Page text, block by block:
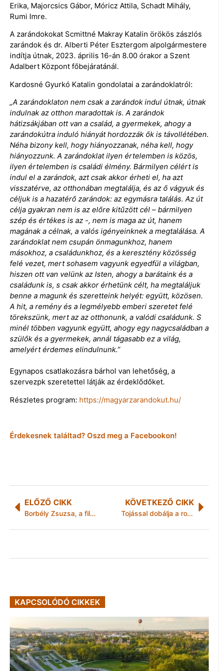
Erika, Majorcsics Gábor, Móricz Attila, Schadt Mihály,
Rumi Imre.
A zarándokokat Scmittné Makray Katalin örökös zászlós
zarándok és dr. Alberti Péter Esztergom alpolgármestere
indítja útnak, 2023. április 16-án 8.00 órakor a Szent
Adalbert Központ főbejáratánál.
Kardosné Gyurkó Katalin gondolatai a zarándoklatról:
„A zarándoklaton nem csak a zarándok indul útnak, útnak
indulnak az otthon maradottak is. A zarándok
hátizsákjában ott van a család, a gyermekek, ahogy a
zarándokútra induló hiányát hordozzák ők is távollétében.
Néha bizony kell, hogy hiányozzanak, néha kell, hogy
hiányozzunk. A zarándoklat ilyen értelemben is közös,
ilyen értelemben is családi élmény. Bármilyen célért is
indul el a zarándok, azt csak akkor érheti el, ha azt
visszatérve, az otthonában megtalálja, és az ő vágyuk és
céljuk is a hazatérő zarándok: az egymásra találás. Az út
célja gyakran nem is az előre kitűzött cél – bármilyen
szép és értékes is az -, nem is maga az út, hanem
magának a célnak, a valós igényeinknek a megtalálása. A
zarándoklat nem csupán önmagunkhoz, hanem
másokhoz, a családunkhoz, és a keresztény közösség
felé vezet, mert sohasem vagyunk egyedfül a világban,
hiszen ott van velünk az Isten, ahogy a barátaink és a
családunk is, s csak akkor érhetünk célt, ha megtaláljuk
benne a magunk és szeretteink helyét: együtt, közösen.
A hit, a remény és a legmélyebb emberi szeretet felé
törekszünk, mert az az otthonunk, a valódi családunk. S
minél többen vagyunk együtt, ahogy egy nagycsaládban a
szülők és a gyermekek, annál tágasabb ez a világ,
amelyért érdemes elindulnunk.”
Egynapos csatlakozásra bárhol van lehetőség, a
szervezpk szeretettel látják az érdeklődőket.
Részletes program: https://magyarzarandokut.hu/
Érdekesnek találtad? Oszd meg a Facebookon!
ELŐZŐ CIKK
Borbély Zsuzsa, a film- és irodalomterapeuta
KÖVETKEZŐ CIKK
Tojással dobálja a rosszul szavalót a virtuális Petőfi Sándor
KAPCSOLÓDÓ CIKKEK